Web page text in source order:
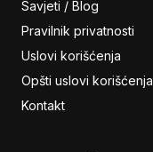
Savjeti / Blog
Pravilnik privatnosti
Uslovi korišćenja
Opšti uslovi korišćenja
Kontakt